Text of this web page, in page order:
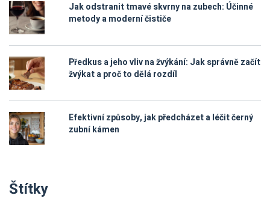
Jak odstranit tmavé skvrny na zubech: Účinné
metody a moderní čističe
Předkus a jeho vliv na žvýkání: Jak správně začít
žvýkat a proč to dělá rozdíl
Efektivní způsoby, jak předcházet a léčit černý
zubní kámen
Štítky